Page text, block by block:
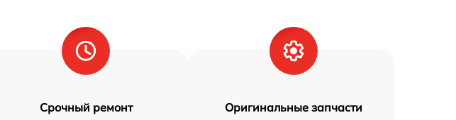
Срочный ремонт Оригинальные запчасти